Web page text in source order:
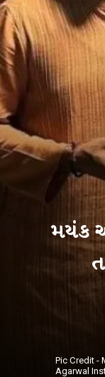
Pic Credit -
Agarwal
મયંક